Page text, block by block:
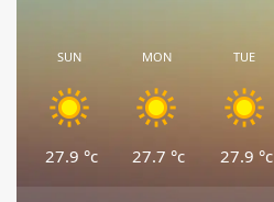
SUN
27.9 °c
MON
27.7 °c
TUE
27.9 °c